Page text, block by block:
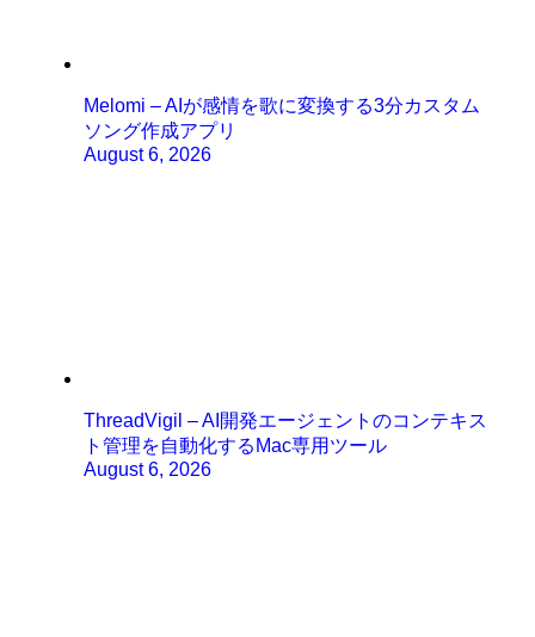
Melomi – AIが感情を歌に変換する3分カスタム
ソング作成アプリ
August 6, 2026
ThreadVigil – AI開発エージェントのコンテキス
ト管理を自動化するMac専用ツール
August 6, 2026